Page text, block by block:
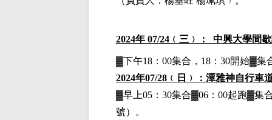
2024年 07/24﹙三﹚： 中興大學間
▓下午18：00集合，18：30開始▓
2024年07/28﹙日﹚：潭雅神自行車
▓早上05：30集合▓06：00起跑▓集
號）。